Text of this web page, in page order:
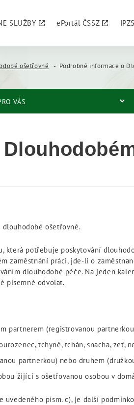
SLUŽBY ePortál ČSSZ IPZS
ošetřovné Podrobné informace o
VÁS
ošetřovné.
potřebuje poskytování
zaměstnání práci, jde-li o
dlouhodobé péče. Na jeden
písemně odvolat.
partnerem (registrovanou
tchyně, tchán, snacha, zeť,
partnerkou) nebo druhem
žijící s ošetřovanou osobou v
písm. c), je další